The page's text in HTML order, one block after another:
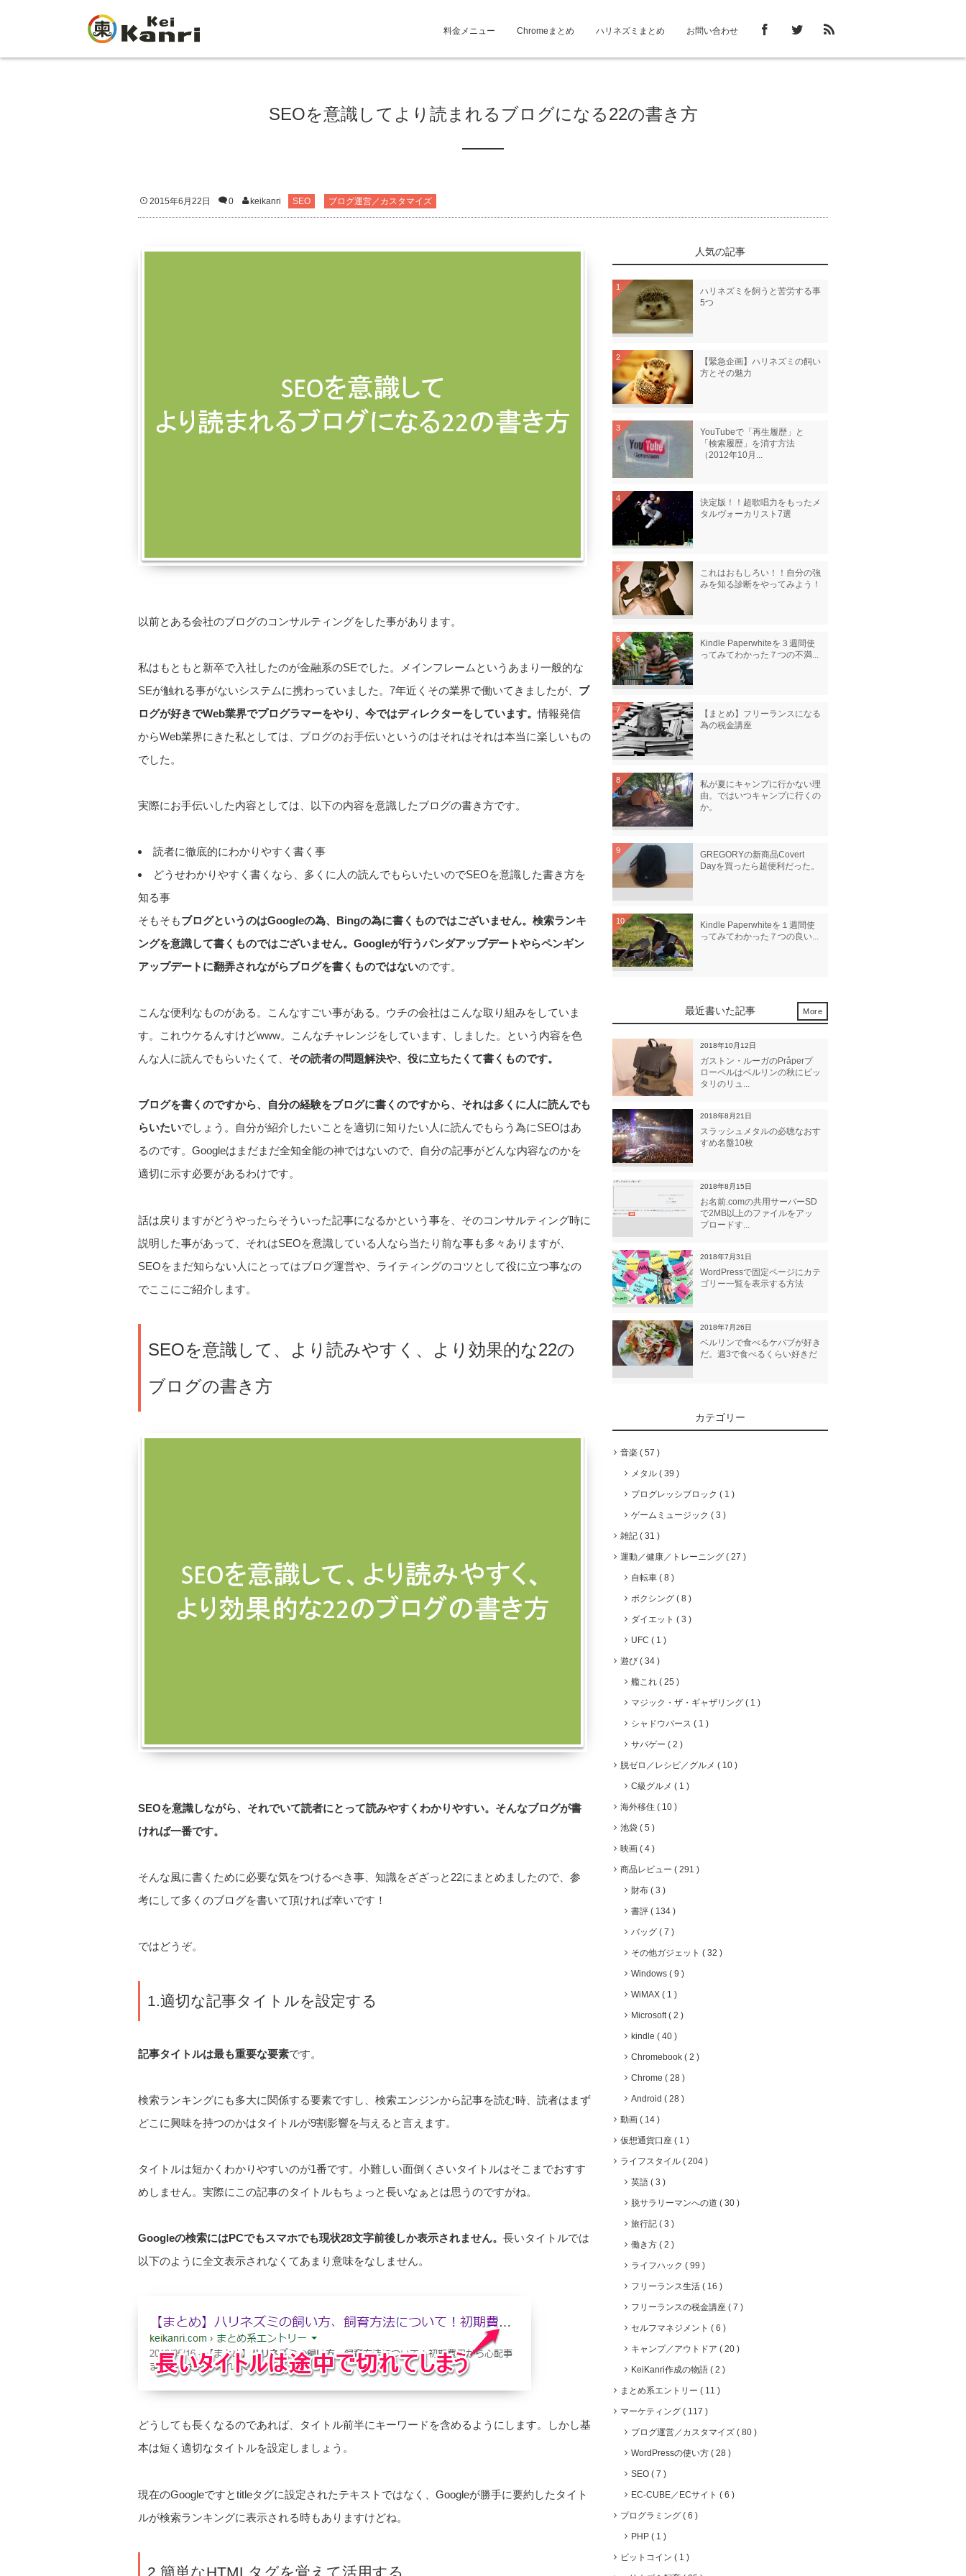
料金メニュー Chromeまとめ ハリネズミまとめ お問い合わせ
SEOを意識してより読まれるブログになる22の書き方
2015年6月22日 0 keikanri SEO ブログ運営／カスタマイズ
以前とある会社のブログのコンサルティングをした事があります。
私はもともと新卒で入社したのが金融系のSEでした。メインフレームというあまり一般的な
SEが触れる事がないシステムに携わっていました。7年近くその業界で働いてきましたが、 ブ
ログが好きでWeb業界でプログラマーをやり、今ではディレクターをしています。情報発信
からWeb業界にきた私としては、ブログのお手伝いというのはそれはそれは本当に楽しいもの
でした。
実際にお手伝いした内容としては、以下の内容を意識したブログの書き方です。
読者に徹底的にわかりやすく書く事
どうせわかりやすく書くなら、多くに人の読んでもらいたいのでSEOを意識した書き方を
知る事
そもそもブログというのはGoogleの為、Bingの為に書くものではございません。検索ランキ
ングを意識して書くものではございません。Googleが行うパンダアップデートやらペンギン
アップデートに翻弄されながらブログを書くものではないのです。
こんな便利なものがある。こんなすごい事がある。ウチの会社はこんな取り組みをしていま
す。これウケるんすけどwww。こんなチャレンジをしています、しました。という内容を色
んな人に読んでもらいたくて、 その読者の問題解決や、役に立ちたくて書くものです。
ブログを書くのですから、自分の経験をブログに書くのですから、それは多くに人に読んでも
らいたいでしょう。自分が紹介したいことを適切に知りたい人に読んでもらう為にSEOはあ
るのです。Googleはまだまだ全知全能の神ではないので、自分の記事がどんな内容なのかを
適切に示す必要があるわけです。
話は戻りますがどうやったらそういった記事になるかという事を、そのコンサルティング時に
説明した事があって、それはSEOを意識している人なら当たり前な事も多々ありますが、
SEOをまだ知らない人にとってはブログ運営や、ライティングのコツとして役に立つ事なの
でここにご紹介します。
SEOを意識して、より読みやすく、より効果的な22の
ブログの書き方
SEOを意識しながら、それでいて読者にとって読みやすくわかりやすい。そんなブログが書
ければ一番です。
そんな風に書くために必要な気をつけるべき事、知識をざざっと22にまとめましたので、参
考にして多くのブログを書いて頂ければ幸いです！
ではどうぞ。
1.適切な記事タイトルを設定する
記事タイトルは最も重要な要素です。
検索ランキングにも多大に関係する要素ですし、検索エンジンから記事を読む時、読者はまず
どこに興味を持つのかはタイトルが9割影響を与えると言えます。
タイトルは短かくわかりやすいのが1番です。小難しい面倒くさいタイトルはそこまでおすす
めしません。実際にこの記事のタイトルもちょっと長いなぁとは思うのですがね。
Googleの検索にはPCでもスマホでも現状28文字前後しか表示されません。 長いタイトルでは
以下のように全文表示されなくてあまり意味をなしません。
どうしても長くなるのであれば、タイトル前半にキーワードを含めるようにします。しかし基
本は短く適切なタイトルを設定しましょう。
現在のGoogleですとtitleタグに設定されたテキストではなく、Googleが勝手に要約したタイト
ルが検索ランキングに表示される時もありますけどね。
2.簡単なHTMLタグを覚えて活用する
人気の記事
1
ハリネズミを飼うと苦労する事
5つ
2
【緊急企画】ハリネズミの飼い
方とその魅力
3
YouTubeで「再生履歴」と
「検索履歴」を消す方法
（2012年10月...
4
決定版！！超歌唱力をもったメ
タルヴォーカリスト7選
5
これはおもしろい！！自分の強
みを知る診断をやってみよう！
6
Kindle Paperwhiteを３週間使
ってみてわかった７つの不満...
7
【まとめ】フリーランスになる
為の税金講座
8
私が夏にキャンプに行かない理
由。ではいつキャンプに行くの
か。
9
GREGORYの新商品Covert
Dayを買ったら超便利だった。
10
Kindle Paperwhiteを１週間使
ってみてわかった７つの良い...
最近書いた記事
2018年10月12日
ガストン・ルーガのPråperプ
ローペルはベルリンの秋にピッ
タリのリュ...
2018年8月21日
スラッシュメタルの必聴なおす
すめ名盤10枚
2018年8月15日
お名前.comの共用サーバーSD
で2MB以上のファイルをアッ
プロードす...
2018年7月31日
WordPressで固定ページにカテ
ゴリー一覧を表示する方法
2018年7月26日
ベルリンで食べるケバブが好き
だ。週3で食べるくらい好きだ
More
カテゴリー
音楽 57
メタル 39
プログレッシブロック 1
ゲームミュージック 3
雑記 31
運動／健康／トレーニング 27
自転車 8
ボクシング 8
ダイエット 3
UFC 1
遊び 34
艦これ 25
マジック・ザ・ギャザリング 1
シャドウバース 1
サバゲー 2
脱ゼロ／レシピ／グルメ 10
C級グルメ 1
海外移住 10
池袋 5
映画 4
商品レビュー 291
財布 3
書評 134
バッグ 7
その他ガジェット 32
Windows 9
WiMAX 1
Microsoft 2
kindle 40
Chromebook 2
Chrome 28
Android 28
動画 14
仮想通貨口座 1
ライフスタイル 204
英語 3
脱サラリーマンへの道 30
旅行記 3
働き方 2
ライフハック 99
フリーランス生活 16
フリーランスの税金講座 7
セルフマネジメント 6
キャンプ／アウトドア 20
KeiKanri作成の物語 2
まとめ系エントリー 11
マーケティング 117
ブログ運営／カスタマイズ 80
WordPressの使い方 28
SEO 7
EC-CUBE／ECサイト 6
プログラミング 6
PHP 1
ビットコイン 1